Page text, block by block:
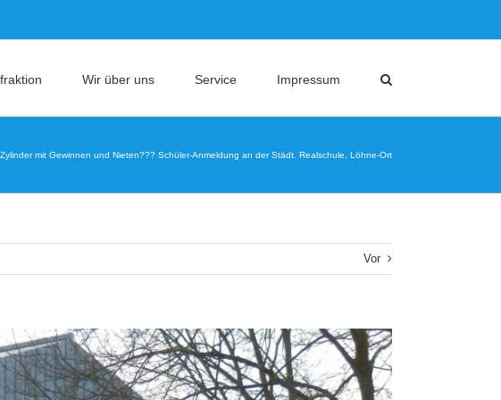
Wir über uns Service Impressum
mit Gewinnen und Nieten??? Schüler-Anmeldung an der Städt. Realschule, Löhne-Ort
Vor